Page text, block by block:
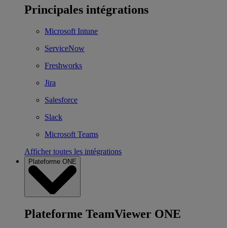
Principales intégrations
Microsoft Intune
ServiceNow
Freshworks
Jira
Salesforce
Slack
Microsoft Teams
Afficher toutes les intégrations
Plateforme ONE
Plateforme TeamViewer ONE